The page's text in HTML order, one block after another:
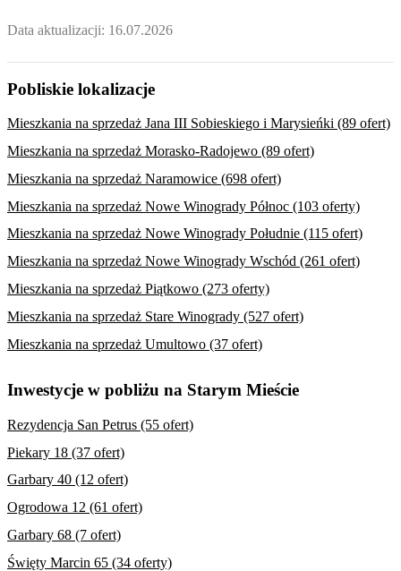
Data aktualizacji: 16.07.2026
Pobliskie lokalizacje
Mieszkania na sprzedaż Jana III Sobieskiego i Marysieńki (89 ofert)
Mieszkania na sprzedaż Morasko-Radojewo (89 ofert)
Mieszkania na sprzedaż Naramowice (698 ofert)
Mieszkania na sprzedaż Nowe Winogrady Północ (103 oferty)
Mieszkania na sprzedaż Nowe Winogrady Południe (115 ofert)
Mieszkania na sprzedaż Nowe Winogrady Wschód (261 ofert)
Mieszkania na sprzedaż Piątkowo (273 oferty)
Mieszkania na sprzedaż Stare Winogrady (527 ofert)
Mieszkania na sprzedaż Umultowo (37 ofert)
Inwestycje w pobliżu na Starym Mieście
Rezydencja San Petrus (55 ofert)
Piekary 18 (37 ofert)
Garbary 40 (12 ofert)
Ogrodowa 12 (61 ofert)
Garbary 68 (7 ofert)
Święty Marcin 65 (34 oferty)